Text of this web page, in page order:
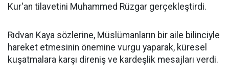
Kur'an tilavetini Muhammed Rüzgar gerçekleştirdi.
Rıdvan Kaya sözlerine, Müslümanların bir aile bilinciyle
hareket etmesinin önemine vurgu yaparak, küresel
kuşatmalara karşı direniş ve kardeşlik mesajları verdi.